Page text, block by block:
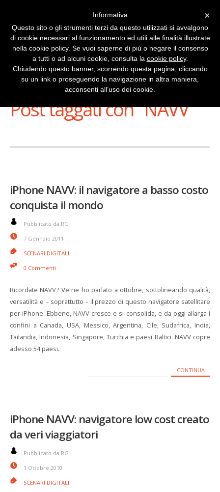
Stai Visualizzando
Post taggati con ‘ NAVV ’
iPhone NAVV: il navigatore a basso costo
conquista il mondo
Pubblicato da RG
7 Gennaio 2011
SCENARI DIGITALI
0 Commenti
Ricordate NAVV? Ve ne ho parlato a ottobre, sottolineando qualità,
versatilità e – soprattutto – il prezzo di questo navigatore satellitare
per iPhone. Ebbene, NAVV cresce e si consolida, e da oggi allarga i
confini a Canada, USA, Messico, Argentina, Cile, Sudafrica, India,
Tailandia, Indonesia, Singapore, Turchia e paesi Baltici. NAVV copre
adesso 54 paesi.
CONTINUA
iPhone NAVV: navigatore low cost creato
da veri viaggiatori
Pubblicato da RG
1 Ottobre 2010
SCENARI DIGITALI
×
Informativa
Questo sito o gli strumenti terzi da questo utilizzati si avvalgono
di cookie necessari al funzionamento ed utili alle finalità illustrate
nella cookie policy. Se vuoi saperne di più o negare il consenso
a tutti o ad alcuni cookie, consulta la cookie policy.
Chiudendo questo banner, scorrendo questa pagina, cliccando
su un link o proseguendo la navigazione in altra maniera,
acconsenti all’uso dei cookie.